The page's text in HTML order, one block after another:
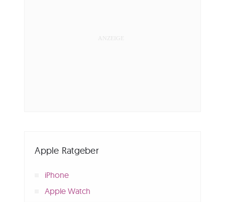
Apple Ratgeber
iPhone
Apple Watch